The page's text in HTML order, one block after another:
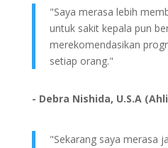
"Saya merasa lebih
untuk sakit kepala pun
merekomendasikan
setiap orang."
- Debra Nishida, U.S.A
"Sekarang saya merasa